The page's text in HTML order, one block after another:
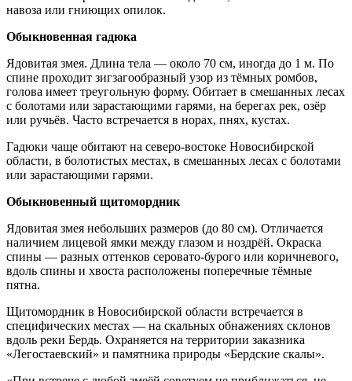
навоза или гниющих опилок.
Обыкновенная гадюка
Ядовитая змея. Длина тела — около 70 см, иногда до 1 м. По
спине проходит зигзагообразный узор из тёмных ромбов,
голова имеет треугольную форму. Обитает в смешанных лесах
с болотами или зарастающими гарями, на берегах рек, озёр
или ручьёв. Часто встречается в норах, пнях, кустах.
Гадюки чаще обитают на северо-востоке Новосибирской
области, в болотистых местах, в смешанных лесах с болотами
или зарастающими гарями.
Обыкновенный щитомордник
Ядовитая змея небольших размеров (до 80 см). Отличается
наличием лицевой ямки между глазом и ноздрёй. Окраска
спины — разных оттенков серовато-бурого или коричневого,
вдоль спины и хвоста расположены поперечные тёмные
пятна.
Щитомордник в Новосибирской области встречается в
специфических местах — на скальных обнажениях склонов
вдоль реки Бердь. Охраняется на территории заказника
«Легостаевский» и памятника природы «Бердские скалы».